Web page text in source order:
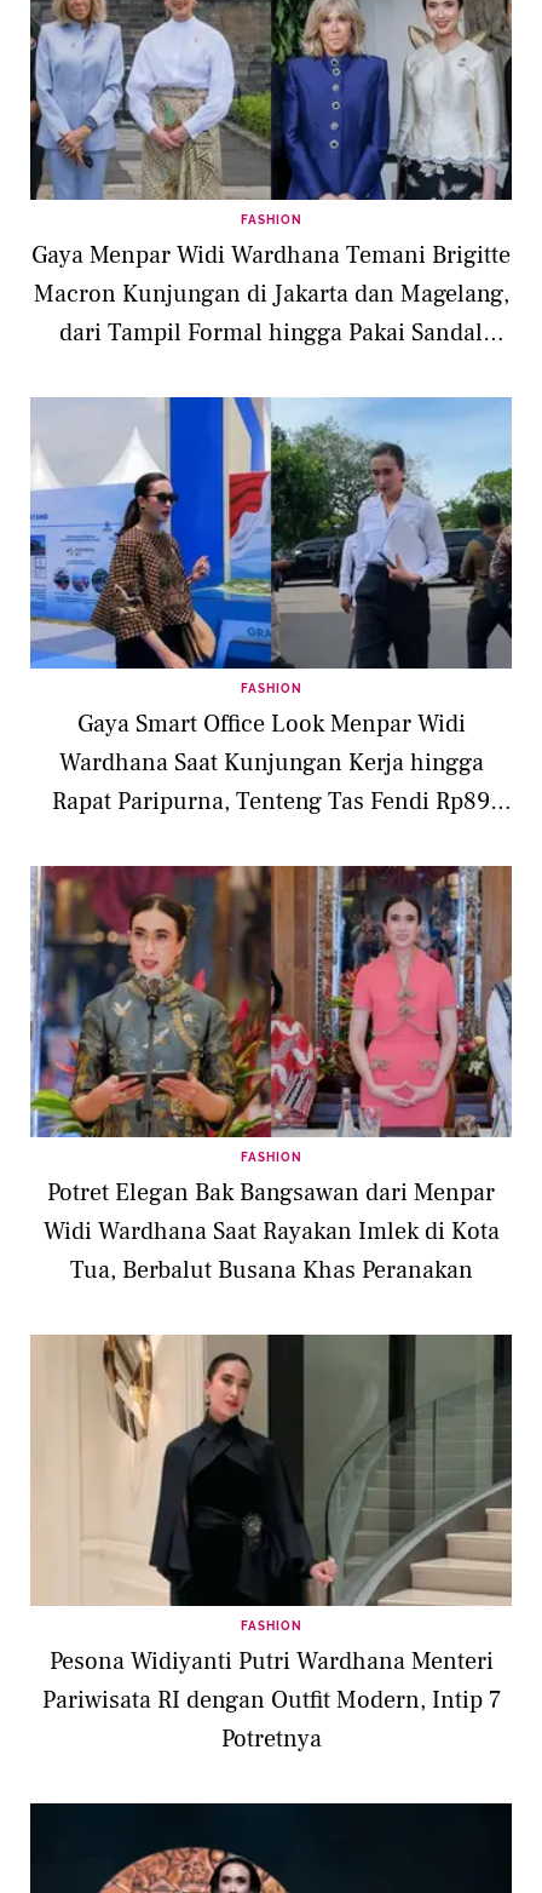
FASHION
Gaya Menpar Widi Wardhana Temani Brigitte
Macron Kunjungan di Jakarta dan Magelang,
dari Tampil Formal hingga Pakai Sandal
FASHION
Gaya Smart Office Look Menpar Widi
Wardhana Saat Kunjungan Kerja hingga
Rapat Paripurna, Tenteng Tas Fendi Rp89
FASHION
Potret Elegan Bak Bangsawan dari Menpar
Widi Wardhana Saat Rayakan Imlek di Kota
Tua, Berbalut Busana Khas Peranakan
FASHION
Pesona Widiyanti Putri Wardhana Menteri
Pariwisata RI dengan Outfit Modern, Intip 7
Potretnya